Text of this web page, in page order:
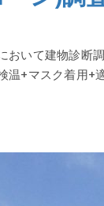
いて建物診断
温+マスク着用+